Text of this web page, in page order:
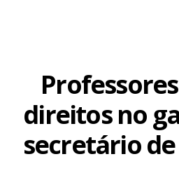
direitos no
secretário